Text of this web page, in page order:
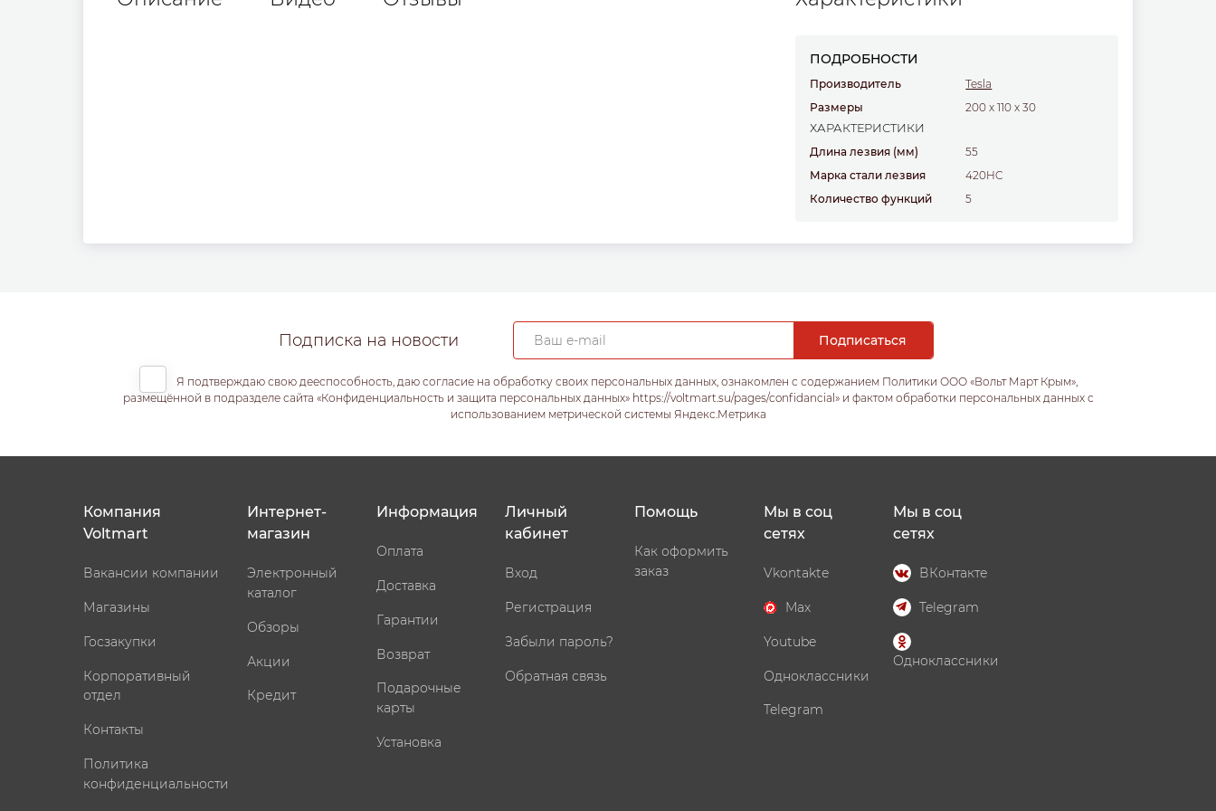
ПОДРОБНОСТИ
Производитель
Tesla
Размеры
200 x110 x30
ХАРАКТЕРИСТИКИ
Длина лезвия (мм)
55
Марка стали лезвия
420HC
Количество функций
5
Подписка на новости
Я подтверждаю свою дееспособность, даю согласие на обработку своих персональных данных, ознакомлен с содержанием Политики ООО «Вольт Март Крым»,
размещённой в подразделе сайта «Конфиденциальность и защита персональных данных» https://voltmart.su/pages/confidancial» и фактом обработки персональных данных с
использованием метрической системы Яндекс.Метрика
Компания
Voltmart
Вакансии компании
Магазины
Госзакупки
Корпоративный
отдел
Контакты
Политика
конфиденциальности
Интернет-
магазин
Электронный
каталог
Обзоры
Акции
Кредит
Информация
Оплата
Доставка
Гарантии
Возврат
Подарочные
карты
Установка
Личный
кабинет
Вход
Регистрация
Забыли пароль?
Обратная связь
Помощь
Как оформить
заказ
Мы в соц
сетях
Vkontakte
Max
Youtube
Одноклассники
Telegram
Мы в соц
сетях
ВКонтакте
Telegram
Одноклассники